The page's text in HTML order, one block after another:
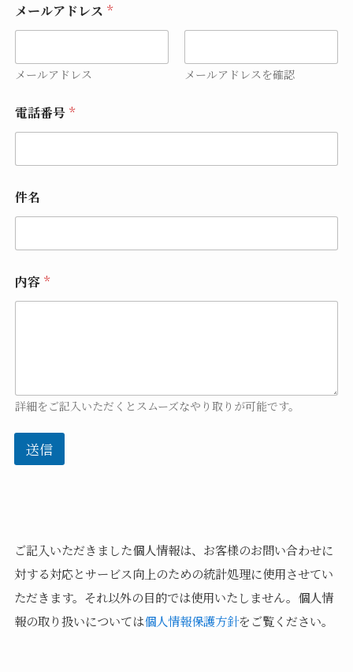
メールアドレス *
メールアドレス メールアドレスを確認
電話番号 *
件名
内容 *
詳細をご記入いただくとスムーズなやり取りが可能です。
送信
ご記入いただきました個人情報は、お客様のお問い合わせに
対する対応とサービス向上のための統計処理に使用させてい
ただきます。それ以外の目的では使用いたしません。個人情
報の取り扱いについては個人情報保護方針をご覧ください。